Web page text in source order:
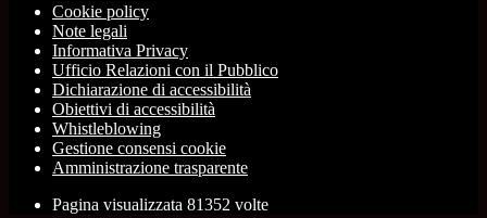
Cookie policy
Note legali
Informativa Privacy
Ufficio Relazioni con il Pubblico
Dichiarazione di accessibilità
Obiettivi di accessibilità
Whistleblowing
Gestione consensi cookie
Amministrazione trasparente
Pagina visualizzata 81352 volte